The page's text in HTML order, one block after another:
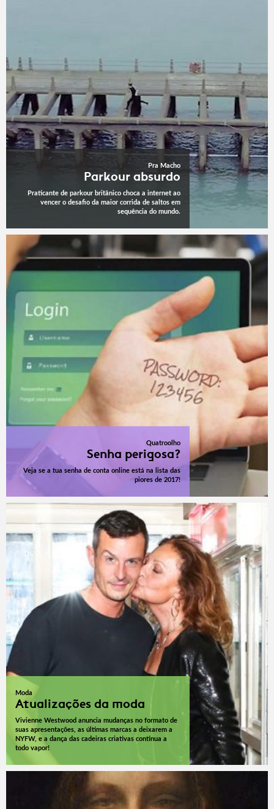
Pra Macho
Parkour absurdo
Praticante de parkour britânico choca a internet ao
vencer o desafio da maior corrida de saltos em
sequência do mundo.
Quatroolho
Senha perigosa?
Veja se a tua senha de conta online está na lista das
piores de 2017!
Moda
Atualizações da moda
Vivienne Westwood anuncia mudanças no formato de
suas apresentações, as últimas marcas a deixarem a
NYFW, e a dança das cadeiras criativas continua a
todo vapor!